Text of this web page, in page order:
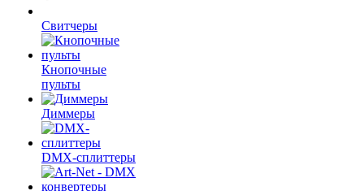
Свитчеры
Кнопочные
пульты
Диммеры
DMX-сплиттеры